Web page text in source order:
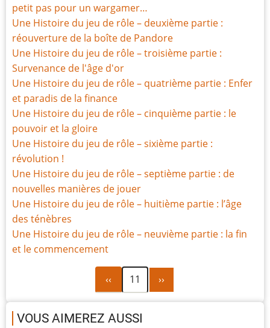
petit pas pour un wargamer…
Une Histoire du jeu de rôle – deuxième partie :
réouverture de la boîte de Pandore
Une Histoire du jeu de rôle – troisième partie :
Survenance de l'âge d'or
Une Histoire du jeu de rôle – quatrième partie : Enfer
et paradis de la finance
Une Histoire du jeu de rôle – cinquième partie : le
pouvoir et la gloire
Une Histoire du jeu de rôle – sixième partie :
révolution !
Une Histoire du jeu de rôle – septième partie : de
nouvelles manières de jouer
Une Histoire du jeu de rôle – huitième partie : l’âge
des ténèbres
Une Histoire du jeu de rôle – neuvième partie : la fin
et le commencement
précédente
‹‹ 11
suivante
››
VOUS AIMEREZ AUSSI